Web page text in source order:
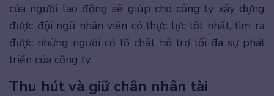
của người lao động sẽ giúp cho công ty xây dựng
được đội ngũ nhân viên có thực lực tốt nhất, tìm ra
được những người có tố chất hỗ trợ tối đa sự phát
triển của công ty.
Thu hút và giữ chân nhân tài